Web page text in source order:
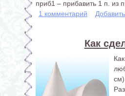
приб1 – прибавить 1 п. из
1 комментарий
Как